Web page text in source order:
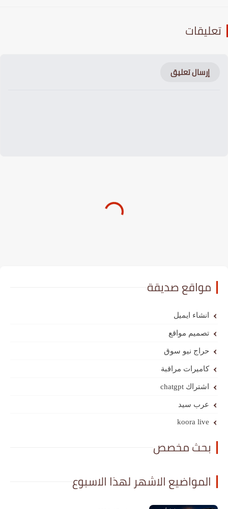
إرسال تعليق
مواقع صديقة
انشاء ايميل
تصميم مواقع
حراج نيو سوق
كاميرات مراقبة
اشتراك chatgpt
عرب سيد
koora live
بحث مخصص
المواضيع الاشهر لهذا الاسبوع